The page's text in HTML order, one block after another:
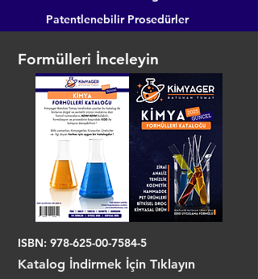
Patentlenebilir Prosedürler
Formülleri İnceleyin
ISBN: 978-625-00-7584-5
Katalog İndirmek İçin Tıklayın